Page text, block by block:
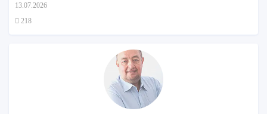
ДОГЛЯДУ?
13.07.2026
218